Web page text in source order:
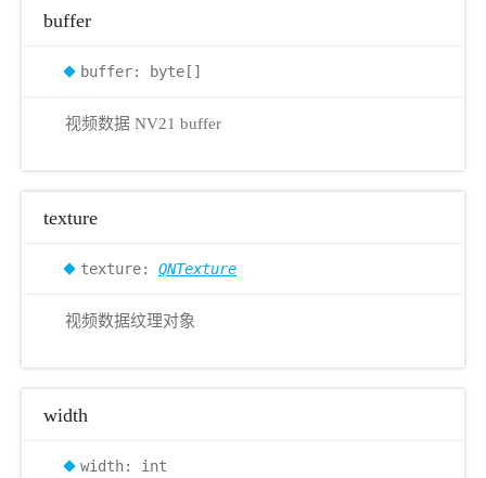
buffer
buffer: byte[]
视频数据 NV21 buffer
texture
texture: QNTexture
视频数据纹理对象
width
width: int